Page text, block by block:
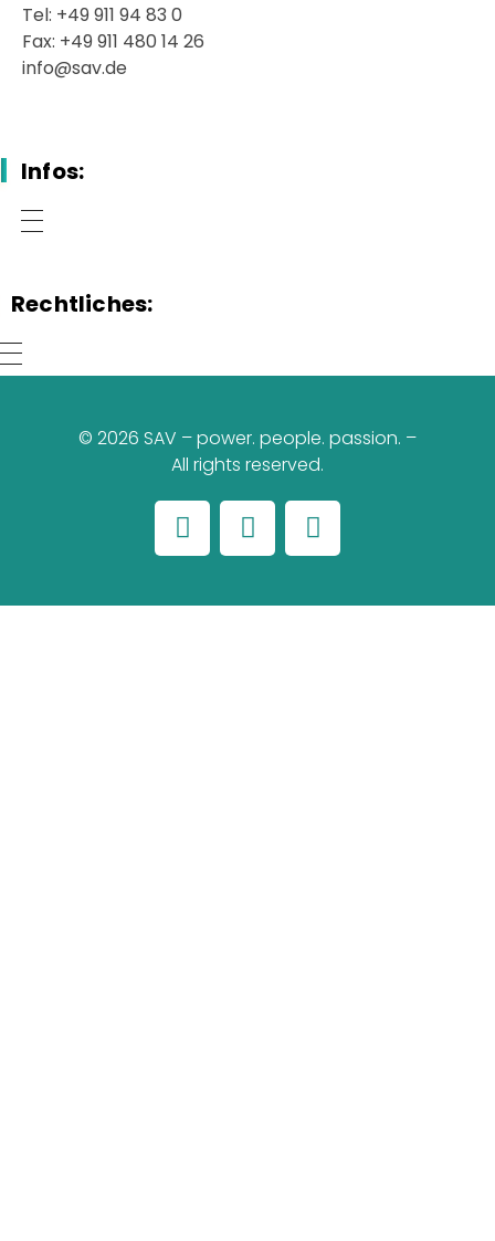
Tel: +49 911 94 83 0
Fax: +49 911 480 14 26
info@sav.de
Infos:
Rechtliches:
© 2026 SAV – power. people. passion. –
All rights reserved.